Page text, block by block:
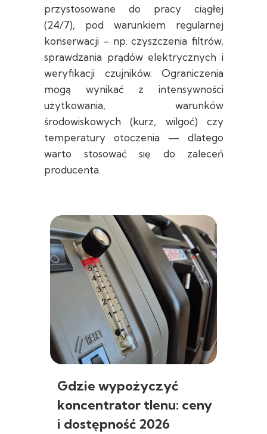
przystosowane do pracy ciągłej
(24/7), pod warunkiem regularnej
konserwacji – np. czyszczenia filtrów,
sprawdzania prądów elektrycznych i
weryfikacji czujników. Ograniczenia
mogą wynikać z intensywności
użytkowania, warunków
środowiskowych (kurz, wilgoć) czy
temperatury otoczenia — dlatego
warto stosować się do zaleceń
producenta.
Gdzie wypożyczyć
koncentrator tlenu: ceny
i dostępność 2026